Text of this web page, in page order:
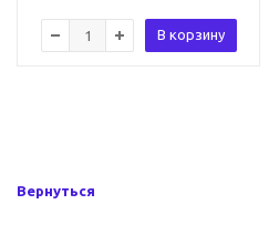
В корзину
Вернуться